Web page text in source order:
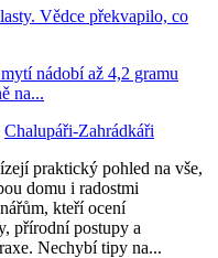
Vědce překvapilo, co
nádobí až 4,2 gramu
na...
Chalupáři-Zahrádkáři
praktický pohled na vše,
domu i radostmi
kteří ocení
přírodní postupy a
Nechybí tipy na...